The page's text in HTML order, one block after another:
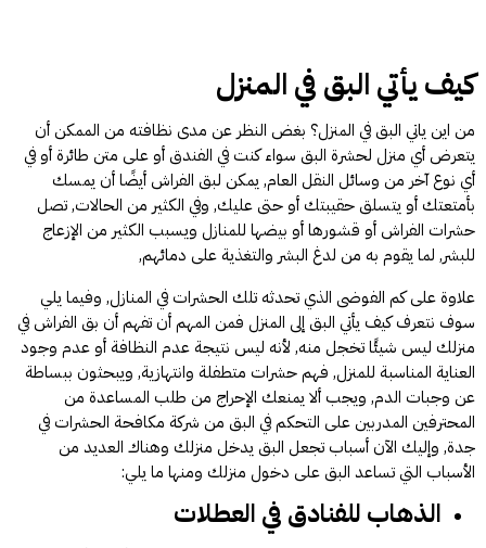
كيف يأتي البق في المنزل
من اين ياتي البق في المنزل؟ بغض النظر عن مدى نظافته من الممكن أن
يتعرض أي منزل لحشرة البق سواء كنت في الفندق أو على متن طائرة أو في
أي نوع آخر من وسائل النقل العام, يمكن لبق الفراش أيضًا أن يمسك
بأمتعتك أو يتسلق حقيبتك أو حتى عليك, وفي الكثير من الحالات, تصل
حشرات الفراش أو قشورها أو بيضها للمنازل ويسبب الكثير من الإزعاج
للبشر, لما يقوم به من لدغ البشر والتغذية على دمائهم,
علاوة على كم الفوضى الذي تحدثه تلك الحشرات في المنازل, وفيما يلي
سوف نتعرف كيف يأتي البق إلى المنزل فمن المهم أن تفهم أن بق الفراش في
منزلك ليس شيئًا تخجل منه, لأنه ليس نتيجة عدم النظافة أو عدم وجود
العناية المناسبة للمنزل, فهم حشرات متطفلة وانتهازية, ويبحثون ببساطة
عن وجبات الدم, ويجب ألا يمنعك الإحراج من طلب المساعدة من
المحترفين المدربين على التحكم في البق من شركة مكافحة الحشرات في
جدة, وإليك الآن أسباب تجعل البق يدخل منزلك وهناك العديد من
الأسباب التي تساعد البق على دخول منزلك ومنها ما يلي:
الذهاب للفنادق في العطلات